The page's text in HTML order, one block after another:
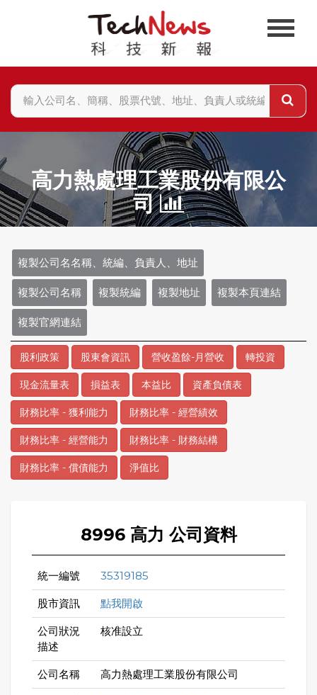
高力熱處理工業股份有限公
司
複製公司名名稱、統編、負責人、地址
複製公司名稱 複製統編 複製地址 複製本頁連結
複製官網連結
股利政策 股東會資訊 營收盈餘-月營收 轉投資
現金流量表 損益表 本益比 資產負債表
財務比率 - 獲利能力 財務比率 - 經營績效
財務比率 - 經營能力 財務比率 - 財務結構
財務比率 - 償債能力 淨值比
8996 高力 公司資料
統一編號 35319185
股市資訊 點我開啟
公司狀況
描述
核准設立
公司名稱 高力熱處理工業股份有限公司